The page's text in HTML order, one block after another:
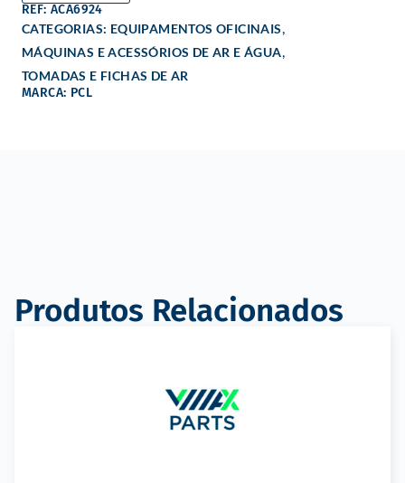
REF: ACA6924
CATEGORIAS: EQUIPAMENTOS OFICINAIS,
MÁQUINAS E ACESSÓRIOS DE AR E ÁGUA,
TOMADAS E FICHAS DE AR
MARCA: PCL
Produtos Relacionados